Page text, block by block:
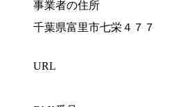
事業者の住所
千葉県富里市七栄４７７
URL